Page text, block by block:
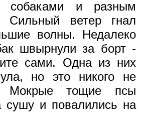
собаками и разным
Сильный ветер гнал
волны. Недалеко
швырнули за борт -
сами. Одна из них
но это никого не
Мокрые тощие псы
сушу и повалились на